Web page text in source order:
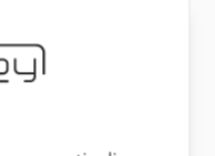
laat je adviseren of